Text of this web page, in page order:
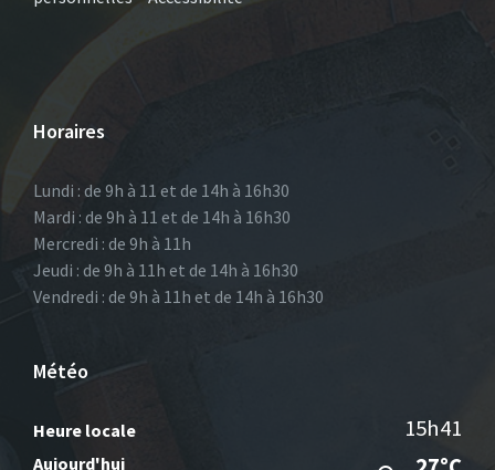
Horaires
Lundi : de 9h à 11 et de 14h à 16h30
Mardi : de 9h à 11 et de 14h à 16h30
Mercredi : de 9h à 11h
Jeudi : de 9h à 11h et de 14h à 16h30
Vendredi : de 9h à 11h et de 14h à 16h30
Météo
Heure locale 15h41
Aujourd'hui